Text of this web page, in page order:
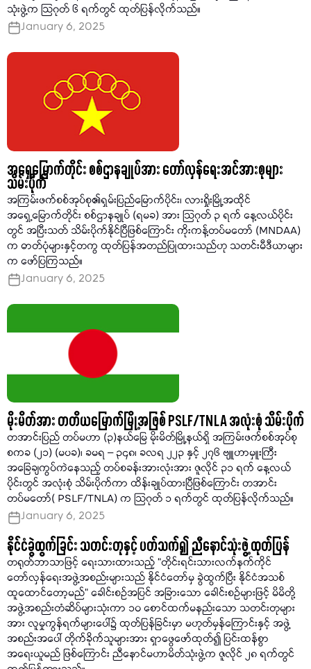
သုံးဖွဲ့က သြဂုတ် ၆ ရက်တွင် ထုတ်ပြန်လိုက်သည်။
January 6, 2025
အရှေ့မြောက်တိုင်း စစ်ဌာနချုပ်အား တော်လှန်ရေးအင်အားစုများ
သိမ်းပိုက်
အကြမ်းဖက်စစ်အုပ်စု၏ရှမ်းပြည်မြောက်ပိုင်း၊ လားရှိုးမြို့အထိုင်
အရှေ့မြောက်တိုင်း စစ်ဌာနချုပ် (ရမခ) အား သြဂုတ် ၃ ရက် နေ့လယ်ပိုင်း
တွင် အပြီးသတ် သိမ်းပိုက်နိုင်ပြီဖြစ်ကြောင်း ကိုးကန့်တပ်မတော် (MNDAA)
က ဓာတ်ပုံများနှင့်တကွ ထုတ်ပြန်အတည်ပြုထားသည်ဟု သတင်းမီဒီယာများ
က ဖော်ပြကြသည်။
January 6, 2025
မိုးမိတ်အား တတိယမြောက်မြို့အဖြစ် PSLF/TNLA အလုံးစုံ သိမ်းပိုက်
တအာင်းပြည် တပ်မဟာ (၃)နယ်မြေ မိုးမိတ်မြို့နယ်ရှိ အကြမ်းဖက်စစ်အုပ်စု
စကခ (၂၁) (မပခ)၊ ခမရ – ၃၄၈၊ ခလရ ၂၂၃ နှင့် ၂၇၆ ဗျူဟာမှူးကြီး
အခြေချကွပ်ကဲနေသည့် တပ်စခန်းအားလုံးအား ဇူလိုင် ၃၁ ရက် နေ့လယ်
ပိုင်းတွင် အလုံးစုံ သိမ်းပိုက်ကာ ထိန်းချုပ်ထားပြီဖြစ်ကြောင်း တအာင်း
တပ်မတော်( PSLF/TNLA) က သြဂုတ် ၁ ရက်တွင် ထုတ်ပြန်လိုက်သည်။
January 6, 2025
နိုင်ငံခွဲထွက်ခြင်း သတင်းတုနှင့် ပတ်သက်၍ ညီနောင်သုံးဖွဲ့ ထုတ်ပြန်
တရုတ်ဘာသာဖြင့် ရေးသားထားသည့် “တိုင်းရင်းသားလက်နက်ကိုင်
တော်လှန်ရေးအဖွဲ့အစည်းများသည် နိုင်ငံတော်မှ ခွဲထွက်ပြီး နိုင်ငံအသစ်
ထူထောင်တော့မည်" ခေါင်းစဉ်အပြင် အခြားသော ခေါင်းစဉ်များဖြင့် မိမိတို့
အဖွဲ့အစည်းတံဆိပ်များသုံးကာ ၁၀ စောင်ထက်မနည်းသော သတင်းတုများ
အား လူမှုကွန်ရက်များပေါ်၌ ထုတ်ပြန်ခြင်းမှာ မဟုတ်မှန်ကြောင်းနှင့် အဖွဲ့
အစည်းအပေါ် တိုက်ခိုက်သူများအား ရှာဖွေဖော်ထုတ်၍ ပြင်းထန်စွာ
အရေးယူမည် ဖြစ်ကြောင်း ညီနောင်မဟာမိတ်သုံးဖွဲ့က ဇူလိုင် ၂၈ ရက်တွင်